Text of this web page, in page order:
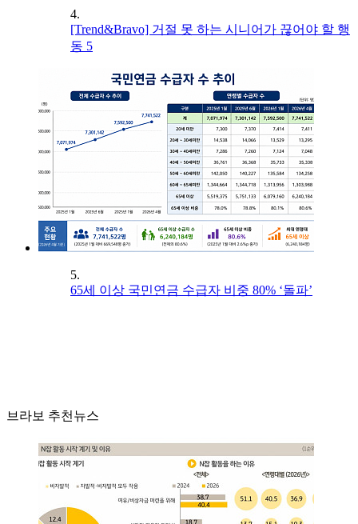
4.
[Trend&Bravo] 거절 못 하는 시니어가 끊어야 할 행
동 5
5.
65세 이상 국민연금 수급자 비중 80% ‘돌파’
브라보 추천뉴스